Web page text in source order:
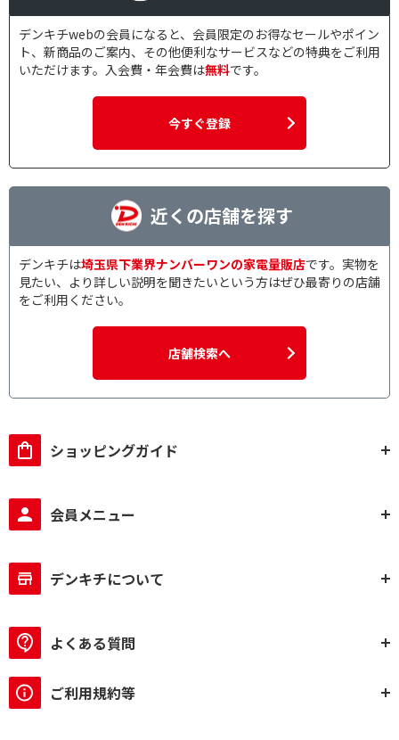
デンキチwebの会員になると、会員限定のお得なセールやポイン
ト、新商品のご案内、その他便利なサービスなどの特典をご利用
いただけます。入会費・年会費は無料です。
今すぐ登録
近くの店舗を探す
デンキチは埼玉県下業界ナンバーワンの家電量販店です。実物を
見たい、より詳しい説明を聞きたいという方はぜひ最寄りの店舗
をご利用ください。
店舗検索へ
ショッピングガイド
会員メニュー
デンキチについて
よくある質問
ご利用規約等